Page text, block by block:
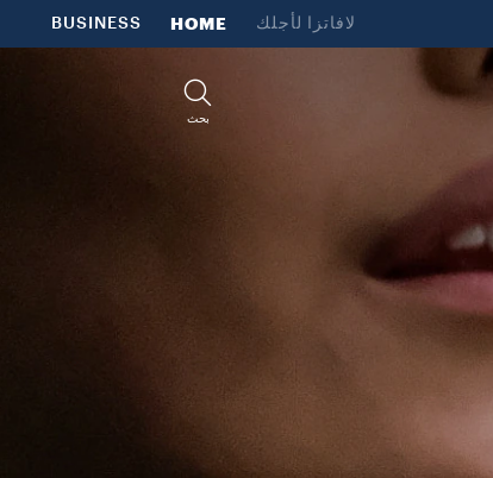
لافاتزا لأجلك HOME
BUSINESS
بحث